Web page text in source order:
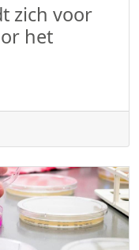
zich voor
het